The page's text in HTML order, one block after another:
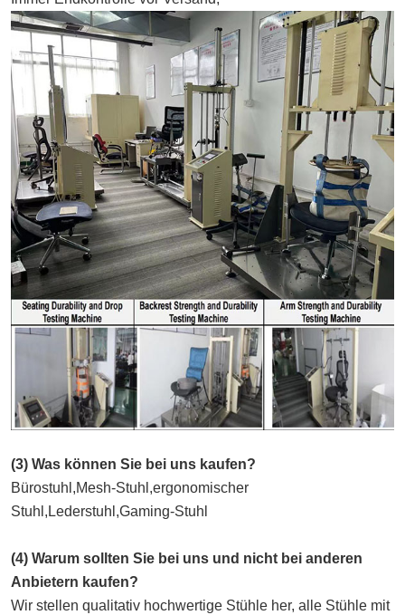
(3) Was können Sie bei uns kaufen?
Bürostuhl,Mesh-Stuhl,ergonomischer
Stuhl,Lederstuhl,Gaming-Stuhl
(4) Warum sollten Sie bei uns und nicht bei anderen
Anbietern kaufen?
Wir stellen qualitativ hochwertige Stühle her, alle Stühle mit